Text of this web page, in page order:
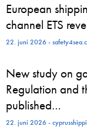
European
channel ETS
22. juni 2026 -
New study on
Regulation and
published…
22. juni 2026 -